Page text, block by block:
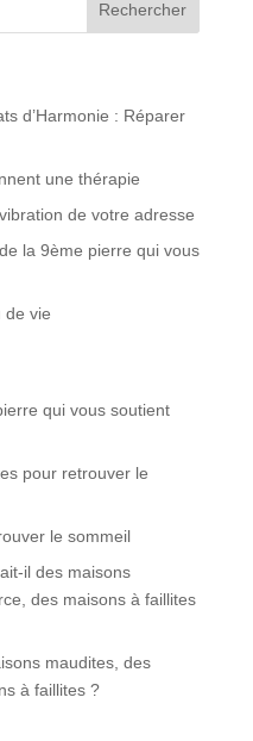
d’Harmonie : Réparer
une thérapie
de votre adresse
la 9ème pierre qui vous
de vie
qui vous soutient
pour retrouver le
le sommeil
il des maisons
des maisons à faillites
maudites, des
à faillites ?